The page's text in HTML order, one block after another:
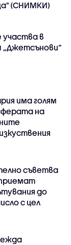
(СНИМКИ)
в
„Джетсънови“
има голям
на
съветва
до
с цел